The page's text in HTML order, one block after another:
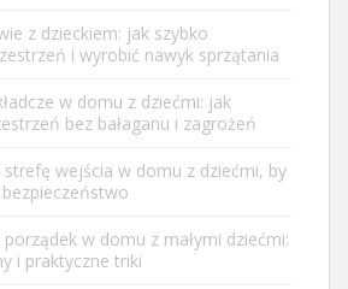
z dzieckiem: jak szybko
i wyrobić nawyk sprzątania
w domu z dziećmi: jak
bez bałaganu i zagrożeń
strefę wejścia w domu z dziećmi, by
porządek w domu z małymi dziećmi:
i praktyczne triki